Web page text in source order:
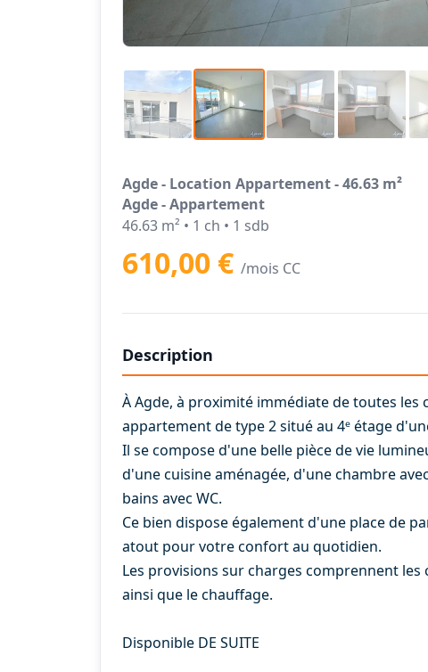
Agde - Location Appartement - 46.63 m²
Agde - Appartement
46.63 m² • 1 ch • 1 sdb
610,00 € /mois CC
Description
À Agde, à proximité immédiate de toutes
appartement de type 2 situé au 4ᵉ étage
Il se compose d'une belle pièce de vie
d'une cuisine aménagée, d'une chambre
bains avec WC.
Ce bien dispose également d'une place de
atout pour votre confort au quotidien.
Les provisions sur charges comprennent
ainsi que le chauffage.
Disponible DE SUITE